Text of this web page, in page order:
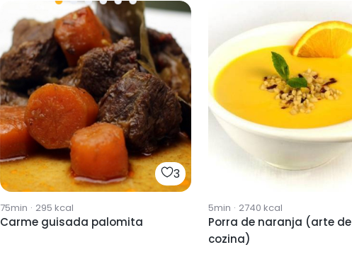
3
75min · 295 kcal
Carme guisada palomita
5min · 2740 kcal
Porra de naranja (arte de
cozina)